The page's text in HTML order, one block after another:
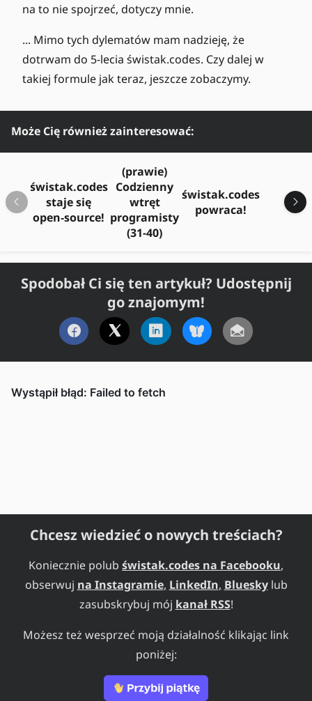
na to nie spojrzeć, dotyczy mnie.
... Mimo tych dylematów mam nadzieję, że
dotrwam do 5-lecia świstak.codes. Czy dalej w
takiej formule jak teraz, jeszcze zobaczymy.
Może Cię również zainteresować:
świstak.codes
staje się
open‑source!
(prawie)
Codzienny
wtręt
programisty
(31-40)
świstak.codes
powraca!
Spodobał Ci się ten artykuł? Udostępnij
go znajomym!
Chcesz wiedzieć o nowych treściach?
Koniecznie polub świstak.codes na Facebooku,
obserwuj na Instagramie, LinkedIn, Bluesky lub
zasubskrybuj mój kanał RSS!
Możesz też wesprzeć moją działalność klikając link
poniżej: